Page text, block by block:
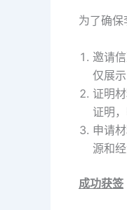
为了确保
邀请
仅展
证明
证明
申请
源和经
成功获签